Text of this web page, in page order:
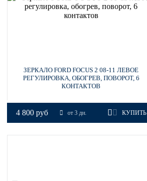
ЗЕРКАЛО FORD FOCUS 2 08-11 ЛЕВОЕ
РЕГУЛИРОВКА, ОБОГРЕВ, ПОВОРОТ, 6
КОНТАКТОВ
4 800 руб от 3 дн. КУПИТЬ